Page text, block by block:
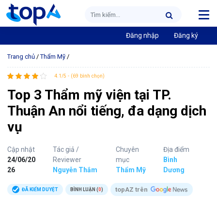
Đăng nhập Đăng ký
Trang chủ /Thẩm Mỹ /
4.1/5 - (69 bình chọn)
Top 3 Thẩm mỹ viện tại TP.
Thuận An nổi tiếng, đa dạng dịch
vụ
Cập nhật
24/06/20
26
Tác giả /
Reviewer
Nguyễn Thắm
Chuyên
mục
Thẩm Mỹ
Địa điểm
Bình
Dương
ĐÃ KIỂM DUYỆT BÌNH LUẬN (0) topAZ trên